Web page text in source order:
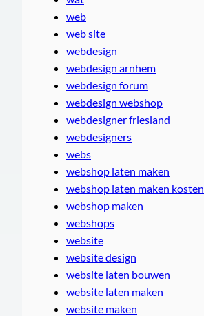
web
web site
webdesign
webdesign arnhem
webdesign forum
webdesign webshop
webdesigner friesland
webdesigners
webs
webshop laten maken
webshop laten maken kosten
webshop maken
webshops
website
website design
website laten bouwen
website laten maken
website maken